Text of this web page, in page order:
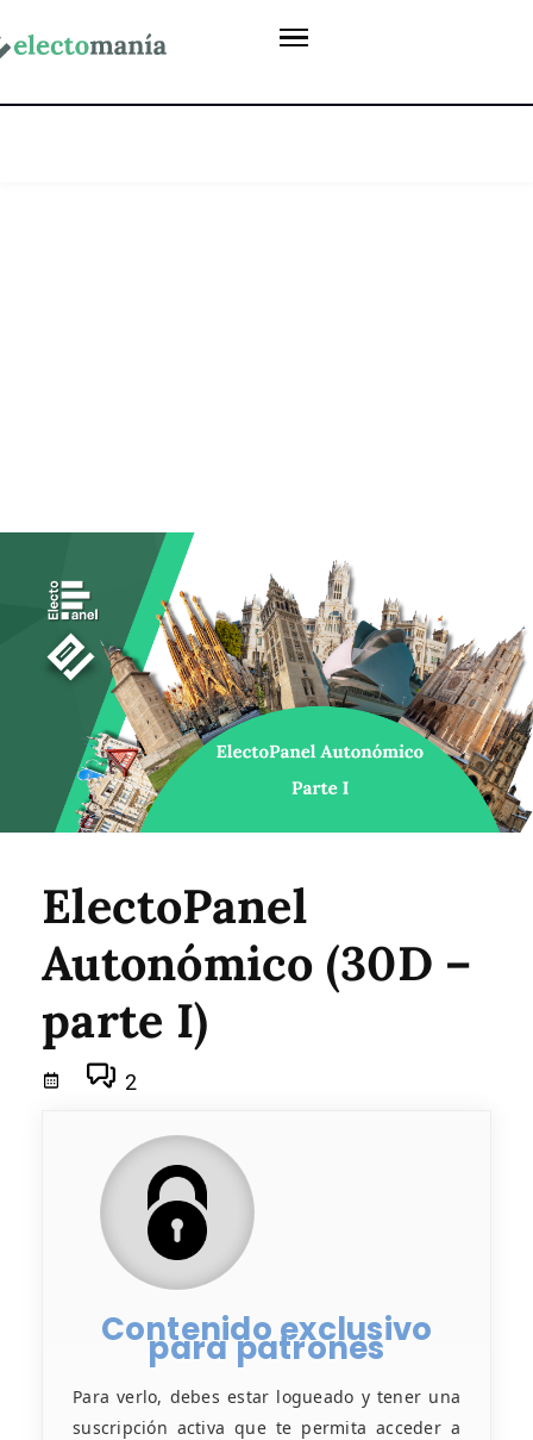
ElectoPanel
Autonómico (30D –
parte I)
2
Contenido exclusivo
para patrones
Para verlo, debes estar logueado y tener una
suscripción activa que te permita acceder a